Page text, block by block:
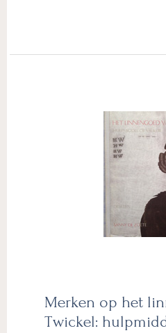
Merken op het
Twickel: